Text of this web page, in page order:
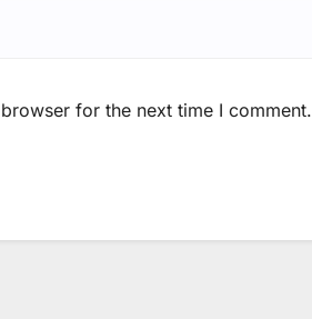
for the next time I comment.